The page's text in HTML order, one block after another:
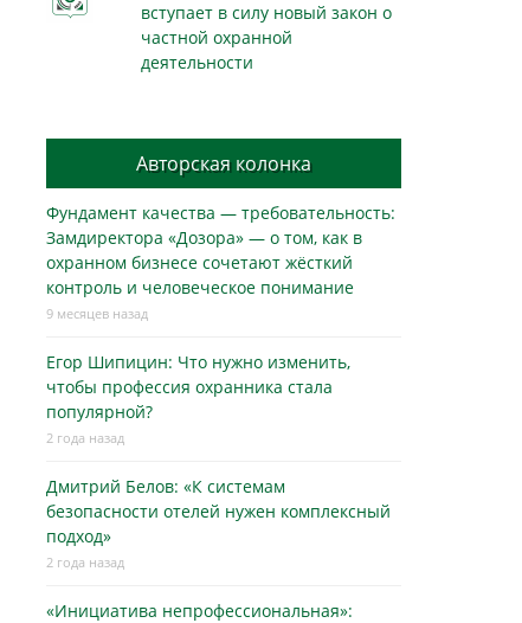
вступает в силу новый закон о
частной охранной
деятельности
Авторская колонка
Фундамент качества — требовательность:
Замдиректора «Дозора» — о том, как в
охранном бизнесe сочетают жёсткий
контроль и человеческое понимание
9 месяцев назад
Егор Шипицин: Что нужно изменить,
чтобы профессия охранника стала
популярной?
2 года назад
Дмитрий Белов: «К системам
безопасности отелей нужен комплексный
подход»
2 года назад
«Инициатива непрофессиональная»: